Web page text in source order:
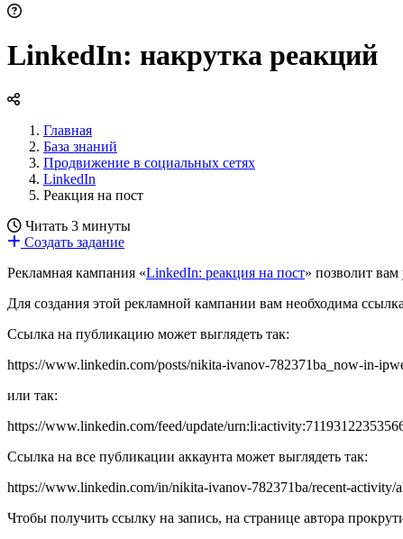
LinkedIn: накрутка реакций
Главная
База знаний
Продвижение в социальных сетях
LinkedIn
Реакция на пост
Читать 3 минуты
Создать задание
Рекламная кампания «LinkedIn: реакция на пост» позволит
Для создания этой рекламной кампании вам необходима
Ссылка на публикацию может выглядеть так:
https://www.linkedin.com/posts/nikita-ivanov-782371ba_now-in-
или так:
https://www.linkedin.com/feed/update/
Ссылка на все публикации аккаунта может выглядеть так:
https://www.linkedin.com/in/nikita-ivanov-782371ba/recent-activity/
Чтобы получить ссылку на запись, на странице автора